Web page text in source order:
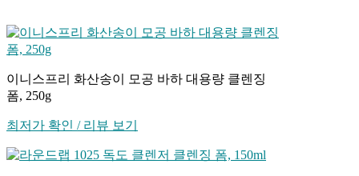
이니스프리 화산송이 모공 바하 대용량 클렌징
폼, 250g
최저가 확인 / 리뷰 보기